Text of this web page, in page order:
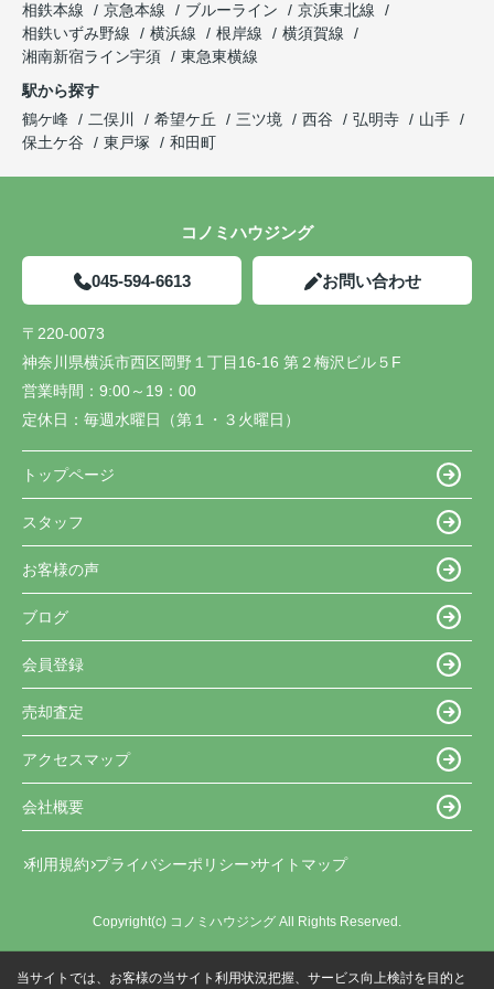
相鉄本線
京急本線 ブルーライン
京浜東北線
相鉄いずみ野線
横浜線 根岸線
横須賀線
湘南新宿ライン宇須
東急東横線
駅から探す
鶴ケ峰
二俣川 希望ケ丘 三ツ境 西谷 弘明寺
山手
保土ケ谷
東戸塚 和田町
コノミハウジング
045-594-6613 お問い合わせ
〒220-0073
神奈川県横浜市西区岡野１丁目16-16 第２梅沢ビル５F
営業時間： 9:00～19：00
定休日： 毎週水曜日（第１・３火曜日）
トップページ
スタッフ
お客様の声
ブログ
会員登録
売却査定
アクセスマップ
会社概要
利用規約 プライバシーポリシー サイトマップ
Copyright(c) コノミハウジング All Rights Reserved.
当サイトでは、お客様の当サイト利用状況把握、サービス向上検討を目的と